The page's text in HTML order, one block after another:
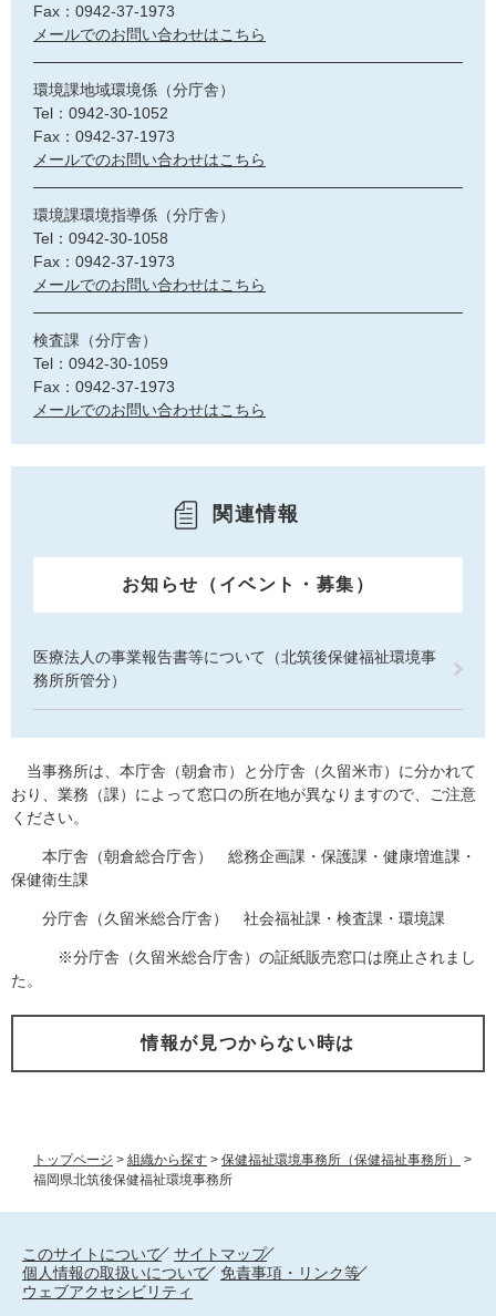
トップページ > 組織から探す > 保健福祉環境事務所（保健福祉事務所）
>
福岡県北筑後保健福祉環境事務所
Fax：0942-37-1973
メールでのお問い合わせはこちら
環境課地域環境係（分庁舎）
Tel：0942-30-1052
Fax：0942-37-1973
メールでのお問い合わせはこちら
環境課環境指導係（分庁舎）
Tel：0942-30-1058
Fax：0942-37-1973
メールでのお問い合わせはこちら
検査課（分庁舎）
Tel：0942-30-1059
Fax：0942-37-1973
メールでのお問い合わせはこちら
関連情報
お知らせ（イベント・募集）
医療法人の事業報告書等について（北筑後保健福祉環境事
務所所管分）
当事務所は、本庁舎（朝倉市）と分庁舎（久留米市）に分かれて
おり、業務（課）によって窓口の所在地が異なりますので、ご注意
ください。
本庁舎（朝倉総合庁舎） 総務企画課・保護課・健康増進課・
保健衛生課
分庁舎（久留米総合庁舎） 社会福祉課・検査課・環境課
※分庁舎（久留米総合庁舎）の証紙販売窓口は廃止されまし
た。
情報が見つからない時は
このサイトについて
サイトマップ
個人情報の取扱いについて
免責事項・リンク等
ウェブアクセシビリティ